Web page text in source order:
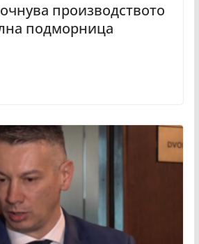
производството
подморница